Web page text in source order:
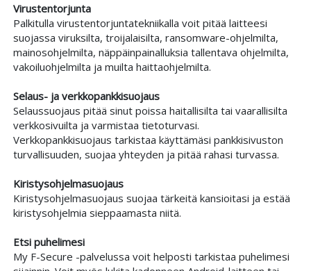
Virustentorjunta
Palkitulla virustentorjuntatekniikalla voit pitää laitteesi
suojassa viruksilta, troijalaisilta, ransomware-ohjelmilta,
mainosohjelmilta, näppäinpainalluksia tallentava ohjelmilta,
vakoiluohjelmilta ja muilta haittaohjelmilta.
Selaus- ja verkkopankkisuojaus
Selaussuojaus pitää sinut poissa haitallisilta tai vaarallisilta
verkkosivuilta ja varmistaa tietoturvasi.
Verkkopankkisuojaus tarkistaa käyttämäsi pankkisivuston
turvallisuuden, suojaa yhteyden ja pitää rahasi turvassa.
Kiristysohjelmasuojaus
Kiristysohjelmasuojaus suojaa tärkeitä kansioitasi ja estää
kiristysohjelmia sieppaamasta niitä.
Etsi puhelimesi
My F-Secure -palvelussa voit helposti tarkistaa puhelimesi